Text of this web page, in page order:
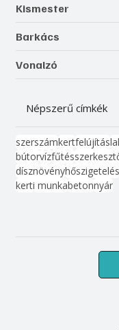
Kismester
Barkács
Vonalzó
Népszerű címkék
szerszámkertfelújítás
bútorvízfűtés
dísznövényhőszigetelés
kerti munkabetonnyár